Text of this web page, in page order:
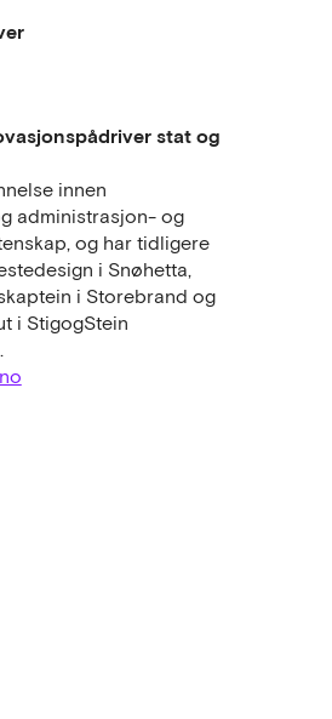
stat og
innen
administrasjon- og
og har tidligere
i Snøhetta,
i Storebrand og
i StigogStein